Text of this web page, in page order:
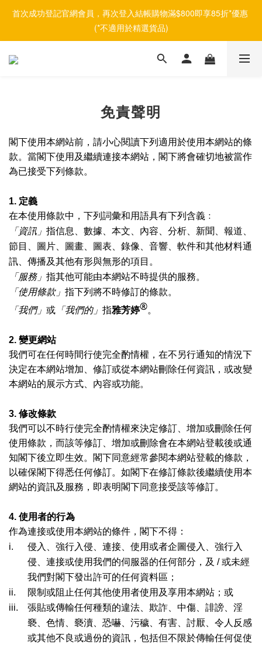
首次成功登記官網會員，再次登入結帳購物滿$800即享85折*優惠
(*不適用於精選貨品)
免責聲明
閣下使用本網站前，請小心閱讀下列適用於使用本網站的條
款。當閣下使用及繼續連接本網站，閣下將會確切地被當作
為已接受下列條款。
1. 定義
在本使用條款中，下列詞彙和用語具有下列含義﹕
「資訊」 指信息、數據、本文、內容、分析、新聞、報道、
節目、圖片、圖畫、圖表、錄像、音響、軟件和其他材料通
訊、傳播及其他有形與無形的項目。
「服務」 指其他可能由本網站不時提供的服務。
「使用條款」 指下列將不時修訂的條款。
「我們」 或 「我們的」 指雅芳婷®。
2. 變更網站
我們可在任何時間行使完全酌情權，在不另行通知的情況下
決定在本網站增加、修訂或從本網站刪除任何資訊，或改變
本網站的展示方式、內容或功能。
3. 修改條款
我們可以不時行使完全酌情權來決定修訂、增加或刪除任何
使用條款，而該等修訂、增加或刪除會在本網站登載後或通
知閣下後立即生效。閣下同意經常參閱本網站登載的條款，
以確保閣下得悉任何修訂。如閣下在修訂條款後繼續使用本
網站的資訊及服務，即表明閣下同意接受該等修訂。
4. 使用者的行為
作為連接或使用本網站的條件，閣下不得：
i.
侵入、強行入侵、連接、使用或者企圖侵入、強行入
侵、連接或使用我們的伺服器的任何部分，及 /或未經
我們對閣下發出許可的任何資料區；
ii.
限制或阻止任何其他使用者使用及享用本網站；或
iii.
張貼或傳輸任何種類的違法、欺詐、中傷、誹謗、淫
褻、色情、褻瀆、恐嚇、污穢、有害、討厭、令人反感
或其他不良或過份的資訊，包括但不限於傳輸任何促使